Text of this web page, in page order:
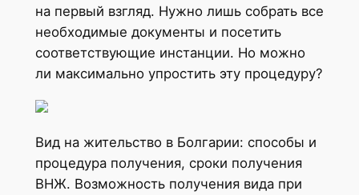
на первый взгляд. Нужно лишь собрать все
необходимые документы и посетить
соответствующие инстанции. Но можно
ли максимально упростить эту процедуру?
Вид на жительство в Болгарии: способы и
процедура получения, сроки получения
ВНЖ. Возможность получения вида при